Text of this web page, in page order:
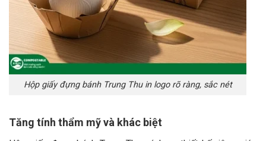
Hộp giấy đựng bánh Trung Thu in logo rõ ràng, sắc nét
Tăng tính thẩm mỹ và khác biệt